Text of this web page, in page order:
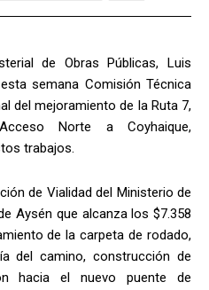
de Obras Públicas, Luis
semana Comisión Técnica
del mejoramiento de la Ruta 7,
Norte a Coyhaique,
trabajos.
de Vialidad del Ministerio de
Aysén que alcanza los $7.358
de la carpeta de rodado,
del camino, construcción de
hacia el nuevo puente de